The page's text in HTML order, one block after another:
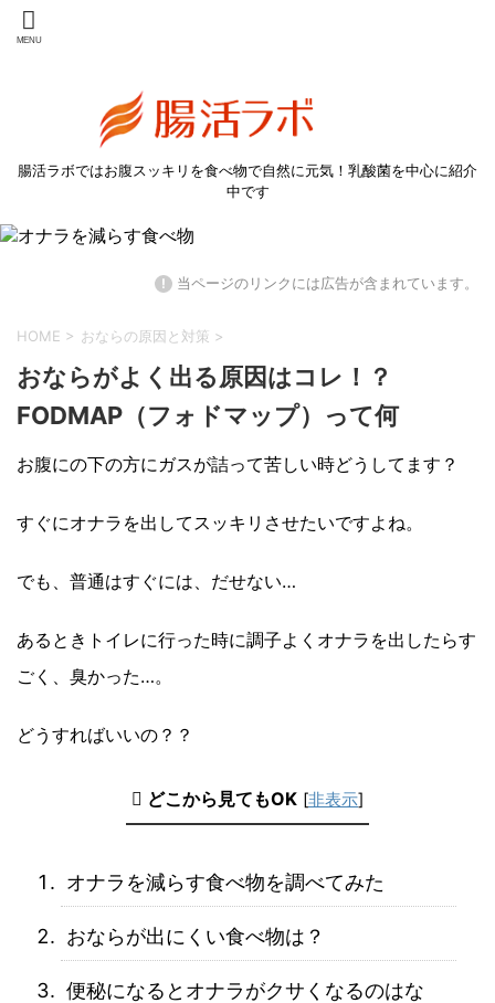
腸活ラボではお腹スッキリを食べ物で自然に元気！乳酸菌を中心に紹介
中です
! 当ページのリンクには広告が含まれています。
HOME > おならの原因と対策 >
おならがよく出る原因はコレ！？
FODMAP（フォドマップ）って何
お腹にの下の方にガスが詰って苦しい時どうしてます？
すぐにオナラを出してスッキリさせたいですよね。
でも、普通はすぐには、だせない…
あるときトイレに行った時に調子よくオナラを出したらす
ごく、臭かった…。
どうすればいいの？？
どこから見てもOK [非表示]
オナラを減らす食べ物を調べてみた
おならが出にくい食べ物は？
便秘になるとオナラがクサくなるのはな